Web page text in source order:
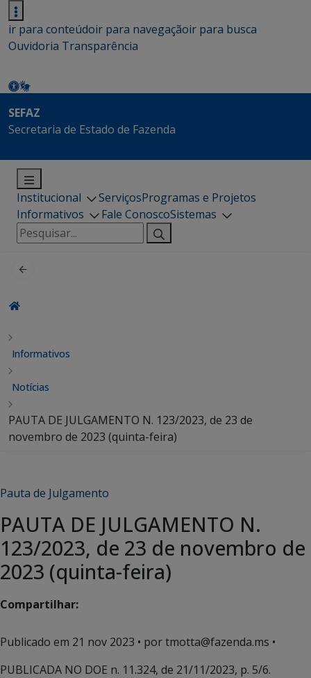
ir para conteúdoir para navegaçãoir para busca
Ouvidoria Transparência
SEFAZ
Secretaria de Estado de Fazenda
Institucional ServiçosProgramas e Projetos
Informativos
Fale ConoscoSistemas
Pesquisar
por:
Informativos
Notícias
PAUTA DE JULGAMENTO N. 123/2023, de 23 de
novembro de 2023 (quinta-feira)
Pauta de Julgamento
PAUTA DE JULGAMENTO N.
123/2023, de 23 de novembro de
2023 (quinta-feira)
Compartilhar:
Publicado em 21 nov 2023 • por tmotta@fazenda.ms •
PUBLICADA NO DOE n. 11.324, de 21/11/2023, p. 5/6.